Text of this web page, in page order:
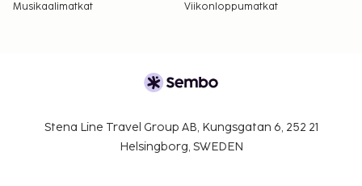
Musikaalimatkat
Viikonloppumatkat
Stena Line Travel Group AB, Kungsgatan 6, 252 21
Helsingborg, SWEDEN